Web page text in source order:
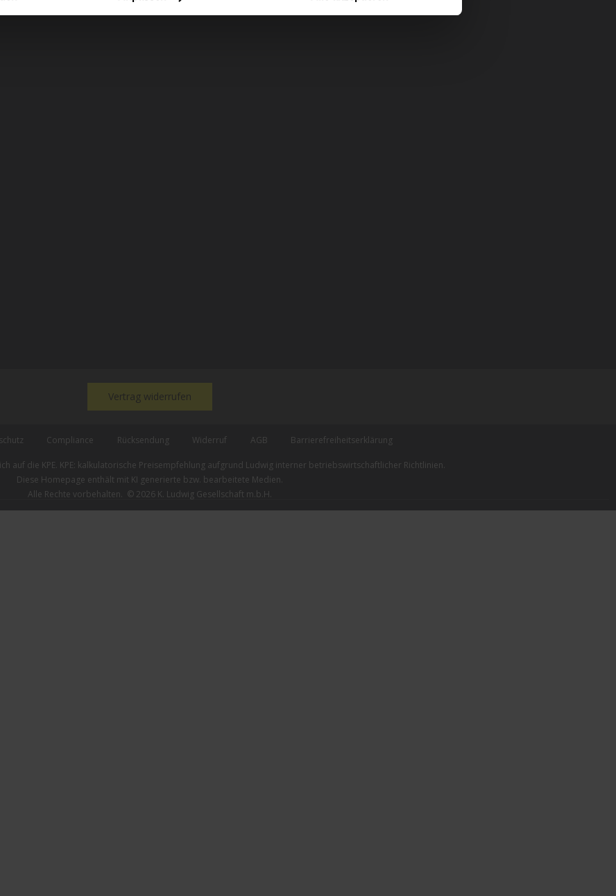
Vertrag widerrufen
Compliance Rücksendung Widerruf AGB Barrierefreiheitserklärung
auf die KPE. KPE: kalkulatorische Preisempfehlung aufgrund Ludwig interner betriebswirtschaftlicher Richtlinien.
Diese Homepage enthält mit KI generierte bzw. bearbeitete Medien.
Alle Rechte vorbehalten. © 2026 K. Ludwig Gesellschaft m.b.H.